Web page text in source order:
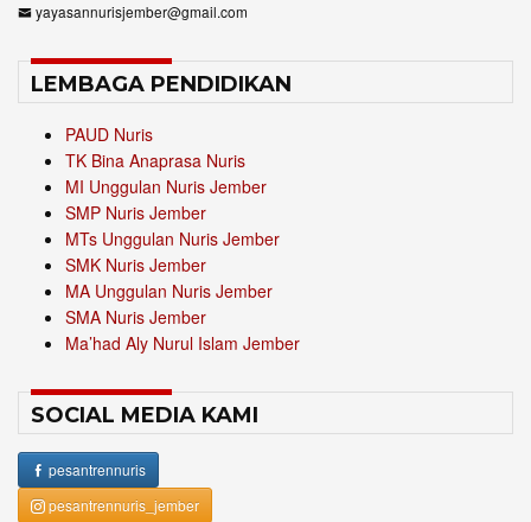
yayasannurisjember@gmail.com
LEMBAGA PENDIDIKAN
PAUD Nuris
TK Bina Anaprasa Nuris
MI Unggulan Nuris Jember
SMP Nuris Jember
MTs Unggulan Nuris Jember
SMK Nuris Jember
MA Unggulan Nuris Jember
SMA Nuris Jember
Ma’had Aly Nurul Islam Jember
SOCIAL MEDIA KAMI
pesantrennuris
pesantrennuris_jember